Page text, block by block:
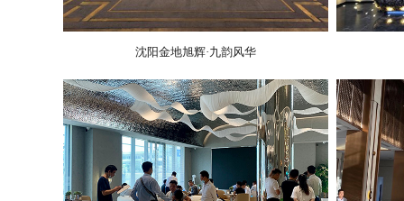
沈阳金地旭辉·九韵风华